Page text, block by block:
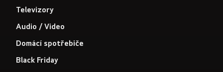
Televizory
Audio / Video
Domácí spotřebiče
Black Friday